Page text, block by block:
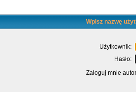
Wpisz nazwę
Użytkownik:
Hasło:
Zaloguj mnie